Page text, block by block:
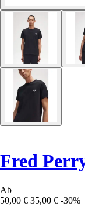
Fred
Ab
50,00 € 35,00 € -30%